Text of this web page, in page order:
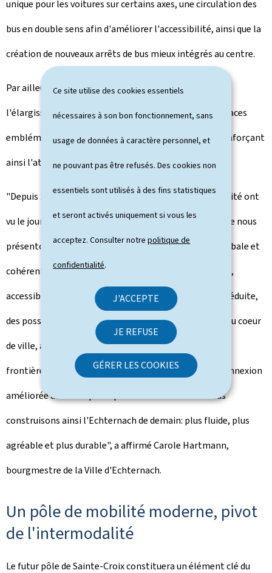
Ce site utilise des cookies essentiels
nécessaires à son bon fonctionnement, sans
usage de données à caractère personnel, et
ne pouvant pas être refusés. Des cookies non
essentiels sont utilisés à des fins statistiques
et seront activés uniquement si vous les
acceptez. Consulter notrepolitique de
confidentialité.
J'ACCEPTE
JE REFUSE
GÉRER LES COOKIES
unique pour les voitures sur certains axes, une circulation des
bus en double sens afin d'améliorer l'accessibilité, ainsi que la
création de nouveaux arrêts de bus mieux intégrés au centre.
Par ailleurs, l'espace public sera revalorisé avec
l'élargissement des trottoirs, la requalification des places
emblématiques et la mise en valeur du patrimoine, renforçant
ainsi l'attractivité et la convivialité du centre-ville.
"Depuis 2012, plusieurs initiatives en matière de mobilité ont
vu le jour à Echternach. Aujourd'hui, avec les projets que nous
présentons, nous les inscrivons dans une stratégie globale et
cohérente, tournée vers l'avenir: un centre-ville apaisé,
accessible à tous et adapté aux personnes à mobilité réduite,
des possibilités de stationnement renforcées autour du coeur
de ville, ainsi qu'un nouveau pôle de mobilité près de la
frontière avec de vastes infrastructures P&R et une connexion
améliorée des transports publics vers le centre. Nous
construisons ainsi l'Echternach de demain: plus fluide, plus
agréable et plus durable", a affirmé Carole Hartmann,
bourgmestre de la Ville d'Echternach.
Un pôle de mobilité moderne, pivot
de l'intermodalité
Le futur pôle de Sainte-Croix constituera un élément clé du